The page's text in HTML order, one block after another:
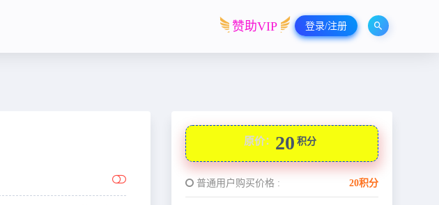
赞助VIP 登录/注册
原价： 20 积分
普通用户购买价格 : 20积分